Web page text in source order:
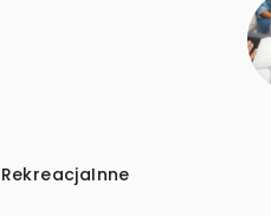
RekreacjaInne